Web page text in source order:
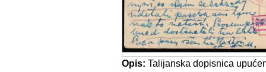
Opis: Talijanska dopisnica